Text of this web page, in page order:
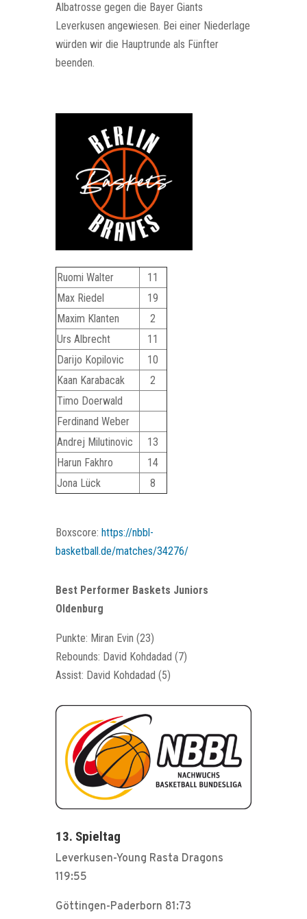
Albatrosse gegen die Bayer Giants
Leverkusen angewiesen. Bei einer Niederlage
würden wir die Hauptrunde als Fünfter
beenden.
Ruomi Walter
11
Max Riedel
19
Maxim Klanten
2
Urs Albrecht
11
Darijo Kopilovic
10
Kaan Karabacak
2
Timo Doerwald
Ferdinand Weber
Andrej Milutinovic
13
Harun Fakhro
14
Jona Lück
8
Boxscore: https://nbbl-
basketball.de/matches/34276/
Best Performer Baskets Juniors
Oldenburg
Punkte: Miran Evin (23)
Rebounds: David Kohdadad (7)
Assist: David Kohdadad (5)
13. Spieltag
Leverkusen-Young Rasta Dragons
119:55
Göttingen-Paderborn 81:73